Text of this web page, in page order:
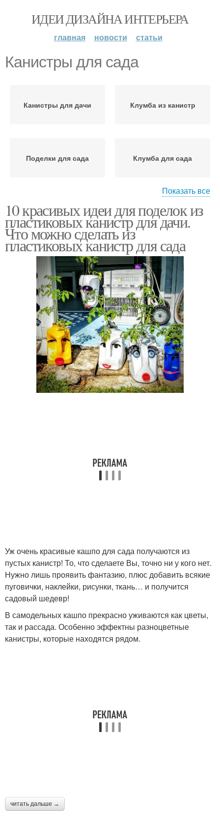
ИДЕИ ДИЗАЙНА ИНТЕРЬЕРА
главная новости статьи
Канистры для сада
Канистры для дачи Клумба из канистр
Поделки для сада Клумба для сада
молока
Литровая канистра
Плот из канистр Вазы из канистры
Поделки из
пластиковых канистр
Пластиковая канистра
Поделки из канистры
Лайфхаки из
пластиковых канистр
Поделки из
пластиковой канистры
Канистры в саду
Канистры на участке
Поделки из
пластмассовой
Показать все
10 красивых идеи для поделок из
пластиковых канистр для дачи.
Что можно сделать из
пластиковых канистр для сада
Уж очень красивые кашпо для сада получаются из
пустых канистр! То, что сделаете Вы, точно ни у кого нет.
Нужно лишь проявить фантазию, плюс добавить всякие
пуговички, наклейки, рисунки, ткань… и получится
садовый шедевр!
В самодельных кашпо прекрасно уживаются как цветы,
так и рассада. Особенно эффектны разноцветные
канистры, которые находятся рядом.
читать дальше →